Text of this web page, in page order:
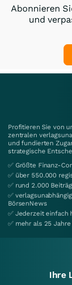
Abonnieren
und
Profitieren Sie von
zentralen
und fundierten
strategische
✅ Größte Finanz-
✅ über 550.000
✅ rund 2.000
✅
BörsenNews
✅ Jederzeit einfach
✅ mehr als 25
Ihre